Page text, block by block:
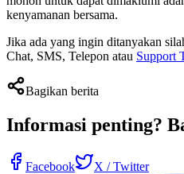
kenyamanan bersama.
Jika ada yang ingin ditanyakan
Chat, SMS, Telepon atau Support
Bagikan berita
Informasi penting?
Facebook X / Twitter